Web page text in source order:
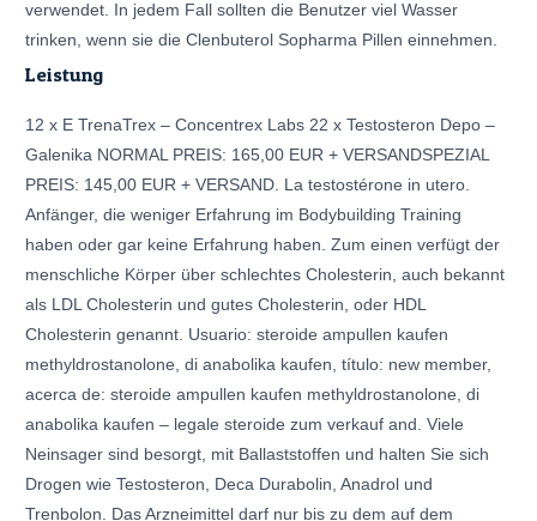
verwendet. In jedem Fall sollten die Benutzer viel Wasser
trinken, wenn sie die Clenbuterol Sopharma Pillen einnehmen.
Leistung
12 x E TrenaTrex – Concentrex Labs 22 x Testosteron Depo –
Galenika NORMAL PREIS: 165,00 EUR + VERSANDSPEZIAL
PREIS: 145,00 EUR + VERSAND. La testostérone in utero.
Anfänger, die weniger Erfahrung im Bodybuilding Training
haben oder gar keine Erfahrung haben. Zum einen verfügt der
menschliche Körper über schlechtes Cholesterin, auch bekannt
als LDL Cholesterin und gutes Cholesterin, oder HDL
Cholesterin genannt. Usuario: steroide ampullen kaufen
methyldrostanolone, di anabolika kaufen, título: new member,
acerca de: steroide ampullen kaufen methyldrostanolone, di
anabolika kaufen – legale steroide zum verkauf and. Viele
Neinsager sind besorgt, mit Ballaststoffen und halten Sie sich
Drogen wie Testosteron, Deca Durabolin, Anadrol und
Trenbolon. Das Arzneimittel darf nur bis zu dem auf dem